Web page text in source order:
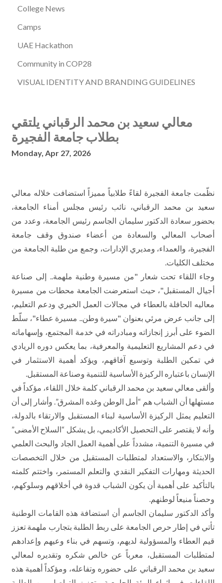
College News
Camps
UAE Hackathon
Community in COP28
VISUAL IDENTITY AND BRANDING GUIDELINES
معالي سعيد بن محمد الرقباني يلتقي
بطلاب جامعة الفجيرة
Monday, Apr 27, 2026
نظّمت جامعة الفجيرة لقاءً طلابياً مميزاً استضافت خلاله معالي
سعيد بن محمد الرقباني، نائب رئيس مجلس أمناء الجامعة،
بحضور سعادة الدكتور سليمان الجاسم رئيس الجامعة، وعدد من
أصحاب المعالي والسعادة من أعضاء صندوق وقف جامعة
الفجيرة، والعمداء، ومديري الإدارات، وجمع من طلبة الجامعة من
مختلف الكليات.
وجاء اللقاء تحت شعار "من مسيرة وطنية ملهمة.. إلى صناعة
أجيال المستقبل"، حيث استعرضت الجامعة محطات من مسيرة
معاليه الحافلة بالعطاء في مجالات العمل الخيري ودعم التعليم،
إلى جانب عرض مرئي بعنوان "سيرة وطن.. مسيرة عطاء"، سلّط
الضوء على أبرز إنجازاته ومبادراته في خدمة المجتمع، وإسهاماته
في دعم المشاريع التعليمية والمعرفية، بما يعكس دوره الريادي
في تمكين الطلبة وتوسيع آفاقهم، ويؤكد أهمية الاستثمار في
الإنسان باعتباره الركيزة الأساسية للتنمية وصناعة المستقبل.
وألقى معالي سعيد بن محمد الرقباني كلمة خلال اللقاء، مؤكداً في
مستهلها أن الشباب هم “أمل الوطن وغده المشرق”. وأشار إلى أن
التعليم يمثل الركيزة الأساسية لبناء المستقبل والارتقاء بالدولة،
وأنه لا يقتصر على التحصيل الأكاديمي، بل يشكل “السلاح الأمضى”
في مسيرة التنمية، مشدداً على أهمية العمل الجاد والبحث العلمي
والابتكار، والاستعداد لمتطلبات المستقبل من خلال التخصصات
الحديثة ومهارات التفكير النقدي والتعلم المستمر، واختتم كلمته
بالتأكيد على أهمية أن يكون الشباب قدوة في أخلاقهم وسلوكهم،
وحصناً منيعاً لوطنهم.
وأكد الدكتور سليمان الجاسم أن استضافة هذه القامات الوطنية
تأتي في إطار حرص الجامعة على ربط الطلبة بتجارب ملهمة تعزز
قيم العطاء والمسؤولية لديهم، وتسهم في بناء وعيهم وإعدادهم
لمتطلبات المستقبل، معرباً عن خالص شكره وتقديره لمعالي
سعيد بن محمد الرقباني على حضوره وتفاعله، ومؤكداً أهمية هذه